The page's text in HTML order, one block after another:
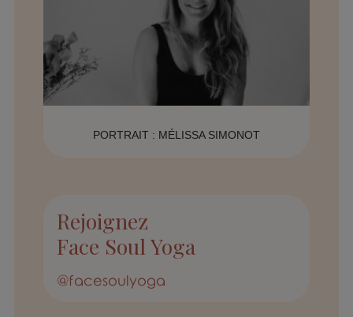
PORTRAIT : MÉLISSA SIMONOT
Rejoignez
Face Soul Yoga
@facesoulyoga